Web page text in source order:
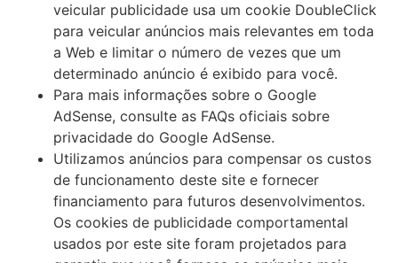
veicular publicidade usa um cookie DoubleClick
para veicular anúncios mais relevantes em toda
a Web e limitar o número de vezes que um
determinado anúncio é exibido para você.
Para mais informações sobre o Google
AdSense, consulte as FAQs oficiais sobre
privacidade do Google AdSense.
Utilizamos anúncios para compensar os custos
de funcionamento deste site e fornecer
financiamento para futuros desenvolvimentos.
Os cookies de publicidade comportamental
usados ​​por este site foram projetados para